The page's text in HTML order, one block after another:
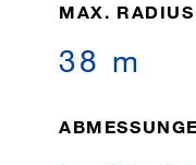
MAX. RADIUS
38 m